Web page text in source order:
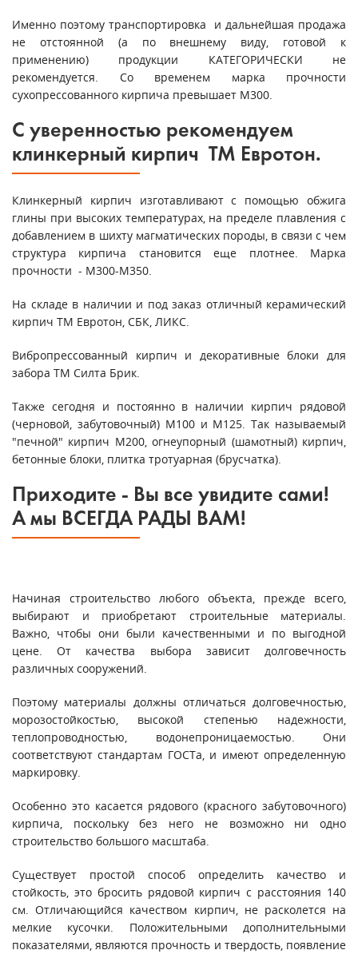
Именно поэтому транспортировка и дальнейшая продажа
не отстоянной (а по внешнему виду, готовой к
применению) продукции КАТЕГОРИЧЕСКИ не
рекомендуется. Со временем марка прочности
сухопрессованного кирпича превышает М300.
С уверенностью рекомендуем
клинкерный кирпич ТМ Евротон.
Клинкерный кирпич изготавливают с помощью обжига
глины при высоких температурах, на пределе плавления с
добавлением в шихту магматических породы, в связи с чем
структура кирпича становится еще плотнее. Марка
прочности - М300-М350.
На складе в наличии и под заказ отличный керамический
кирпич ТМ Евротон, СБК, ЛИКС.
Вибропрессованный кирпич и декоративные блоки для
забора ТМ Силта Брик.
Также сегодня и постоянно в наличии кирпич рядовой
(черновой, забутовочный) М100 и М125. Так называемый
"печной" кирпич М200, огнеупорный (шамотный) кирпич,
бетонные блоки, плитка тротуарная (брусчатка).
Приходите - Вы все увидите сами!
А мы ВСЕГДА РАДЫ ВАМ!
Начиная строительство любого объекта, прежде всего,
выбирают и приобретают строительные материалы.
Важно, чтобы они были качественными и по выгодной
цене. От качества выбора зависит долговечность
различных сооружений.
Поэтому материалы должны отличаться долговечностью,
морозостойкостью, высокой степенью надежности,
теплопроводностью, водонепроницаемостью. Они
соответствуют стандартам ГОСТа, и имеют определенную
маркировку.
Особенно это касается рядового (красного забутовочного)
кирпича, поскольку без него не возможно ни одно
строительство большого масштаба.
Существует простой способ определить качество и
стойкость, это бросить рядовой кирпич с расстояния 140
см. Отличающийся качеством кирпич, не расколется на
мелкие кусочки. Положительными дополнительными
показателями, являются прочность и твердость, появление